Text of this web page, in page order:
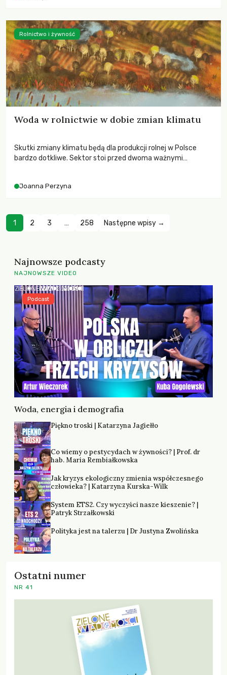
Woda w rolnictwie w dobie zmian klimatu
Skutki zmiany klimatu będą dla produkcji rolnej w Polsce
bardzo dotkliwe. Sektor stoi przed dwoma ważnymi
zachodzących zmian klimatycznych. Wymagać to będzie
Joanna Perzyna
Rolnictwo i żywność
1 2 3 … 258 Następne wpisy →
Najnowsze podcasty
NAJNOWSZE VIDEO
Woda, energia i demografia
Podcast
Piękno troski | Katarzyna Jagiełło
Co wiemy o pestycydach w żywności? | Prof. dr
hab. Maria Rembiałkowska
Jak kryzys ekologiczny zmienia współczesnego
człowieka? | Katarzyna Kurska-Wilk
System ETS2. Czy wyczyści nasze kieszenie? |
Patryk Strzałkowski
Polityka jest na talerzu | Dr Justyna Zwolińska
Ostatni numer
NR 41